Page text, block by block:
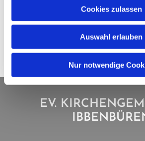
Cookies zulassen
Auswahl erlauben
Nur notwendige
EV.